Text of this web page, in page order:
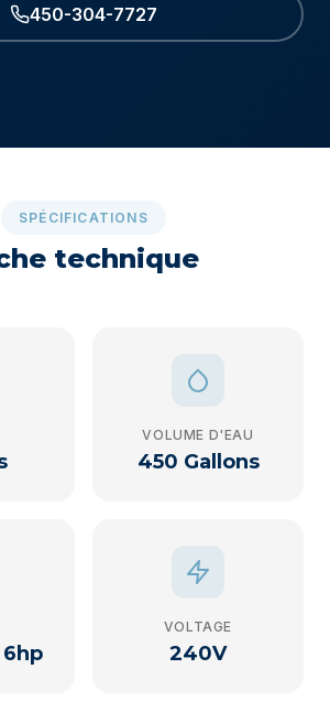
450-304-7727
SPÉCIFICATIONS
technique
VOLUME D'EAU
450 Gallons
VOLTAGE
240V